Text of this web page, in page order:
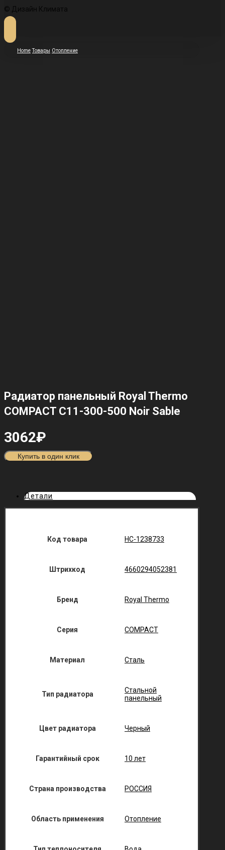
© Дизайн Климата
Home Товары Отопление
Радиатор панельный Royal Thermo
COMPACT C11-300-500 Noir Sable
3062₽
Купить в один клик
Детали
Код товара НС-1238733
Штрихкод 4660294052381
Бренд Royal Thermo
Серия COMPACT
Материал Сталь
Тип радиатора
Стальной
панельный
Цвет радиатора Черный
Гарантийный срок 10 лет
Страна производства РОССИЯ
Область применения Отопление